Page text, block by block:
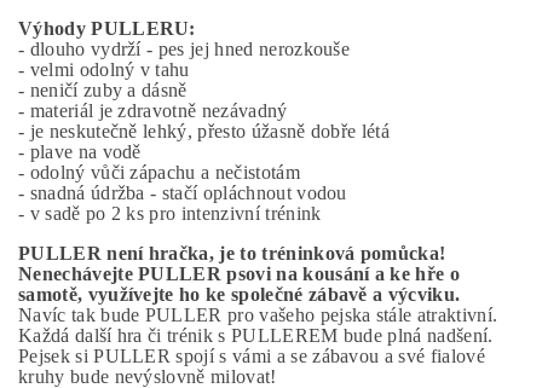
Výhody PULLERU:
- dlouho vydrží - pes jej hned nerozkouše
- velmi odolný v tahu
- neničí zuby a dásně
- materiál je zdravotně nezávadný
- je neskutečně lehký, přesto úžasně dobře létá
- plave na vodě
- odolný vůči zápachu a nečistotám
- snadná údržba - stačí opláchnout vodou
- v sadě po 2 ks pro intenzivní trénink
PULLER není hračka, je to tréninková pomůcka!
Nenechávejte PULLER psovi na kousání a ke hře o
samotě, využívejte ho ke společné zábavě a výcviku.
Navíc tak bude PULLER pro vašeho pejska stále atraktivní.
Každá další hra či trénik s PULLEREM bude plná nadšení.
Pejsek si PULLER spojí s vámi a se zábavou a své fialové
kruhy bude nevýslovně milovat!